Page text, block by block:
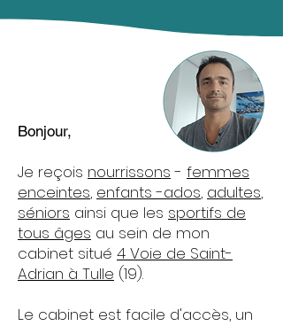
Bonjour,
Je reçois nourrissons - femmes
enceintes, enfants -ados, adultes,
séniors ainsi que les sportifs de
tous âges au sein de mon
cabinet situé 4 Voie de Saint-
Adrian à Tulle (19).
Le cabinet est facile d'accès, un